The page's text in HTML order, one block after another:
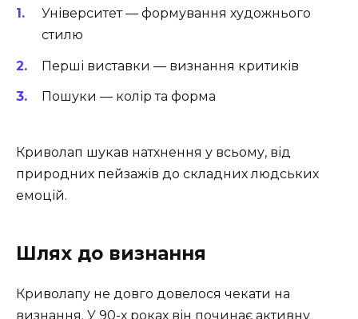
Університет — формування художнього
стилю
Перші виставки — визнання критиків
Пошуки — колір та форма
Криволап шукав натхнення у всьому, від
природних пейзажів до складних людських
емоцій.
Шлях до визнання
Криволапу не довго довелося чекати на
визнання. У 90-х роках він починає активну